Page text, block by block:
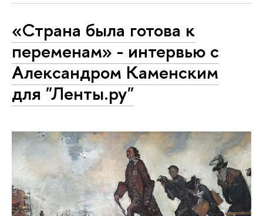
«Страна была готова к
переменам» - интервью с
Александром Каменским
для "Ленты.ру"